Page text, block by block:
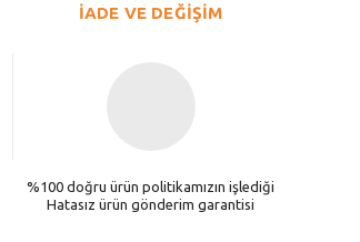
İADE VE DEĞİŞİM
%100 doğru ürün politikamızın işlediği
Hatasız ürün gönderim garantisi